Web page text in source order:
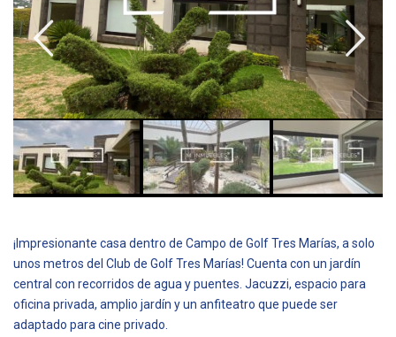
¡Impresionante casa dentro de Campo de Golf Tres Marías, a solo
unos metros del Club de Golf Tres Marías! Cuenta con un jardín
central con recorridos de agua y puentes. Jacuzzi, espacio para
oficina privada, amplio jardín y un anfiteatro que puede ser
adaptado para cine privado.